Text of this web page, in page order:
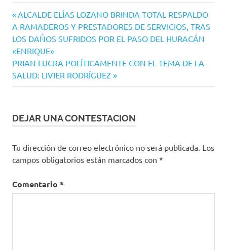
Navegación
de
entradas
Entrada
anterior:
ALCALDE ELÍAS LOZANO BRINDA TOTAL RESPALDO
A RAMADEROS Y PRESTADORES DE SERVICIOS, TRAS
LOS DAÑOS SUFRIDOS POR EL PASO DEL HURACÁN
«ENRIQUE»
Siguiente
entrada:
PRIAN LUCRA POLÍTICAMENTE CON EL TEMA DE LA
SALUD: LIVIER RODRÍGUEZ
DEJAR UNA CONTESTACION
Tu dirección de correo electrónico no será publicada. Los
campos obligatorios están marcados con *
Comentario *